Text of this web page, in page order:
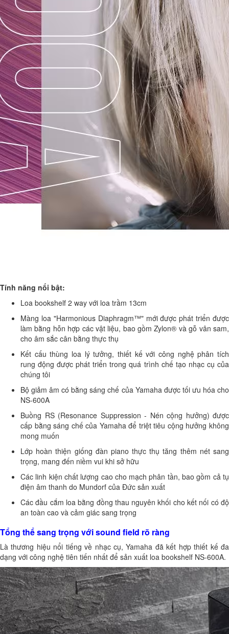
Tính năng nổi bật:
Loa bookshelf 2 way với loa trầm 13cm
Màng loa "Harmonious Diaphragm™" mới được phát triển được
làm bằng hỗn hợp các vật liệu, bao gồm Zylon® và gỗ vân sam,
cho âm sắc cân bằng thực thụ
Kết cấu thùng loa lý tưởng, thiết kế với công nghệ phân tích
rung động được phát triển trong quá trình chế tạo nhạc cụ của
chúng tôi
Bộ giảm âm có bằng sáng chế của Yamaha được tối ưu hóa cho
NS-600A
Buồng RS (Resonance Suppression - Nén cộng hưởng) được
cấp bằng sáng chế của Yamaha để triệt tiêu cộng hưởng không
mong muốn
Lớp hoàn thiện giống đàn piano thực thụ tăng thêm nét sang
trọng, mang đến niềm vui khi sở hữu
Các linh kiện chất lượng cao cho mạch phân tần, bao gồm cả tụ
điện âm thanh do Mundorf của Đức sản xuất
Các đầu cắm loa bằng đồng thau nguyên khối cho kết nối có độ
an toàn cao và cảm giác sang trọng
Tổng thể sang trọng với sound field rõ ràng
Là thương hiệu nổi tiếng về nhạc cụ, Yamaha đã kết hợp thiết kế đa
dạng với công nghệ tiên tiến nhất để sản xuất loa bookshelf NS-600A.